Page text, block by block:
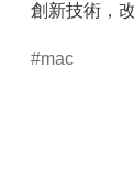
創新技術，
mac